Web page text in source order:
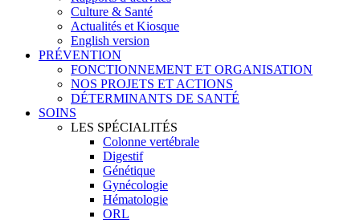
Culture & Santé
Actualités et Kiosque
English version
PRÉVENTION
FONCTIONNEMENT ET ORGANISATION
NOS PROJETS ET ACTIONS
DÉTERMINANTS DE SANTÉ
SOINS
LES SPÉCIALITÉS
Colonne vertébrale
Digestif
Génétique
Gynécologie
Hématologie
ORL